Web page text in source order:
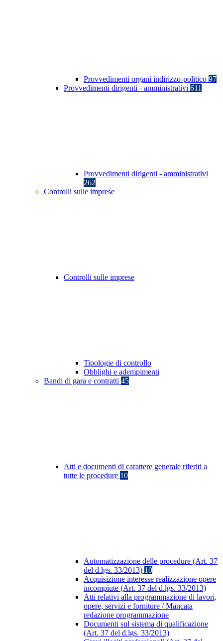
Provvedimenti organi indirizzo-politico 97
Provvedimenti dirigenti - amministrativi 611
Provvedimenti dirigenti - amministrativi
262
Controlli sulle imprese
Controlli sulle imprese
Tipologie di controllo
Obblighi e adempimenti
Bandi di gara e contratti 45
Atti e documenti di carattere generale riferiti a
tutte le procedure 10
Automatizzazione delle procedure (Art. 37
del d.lgs. 33/2013) 10
Acquisizione interesse realizzazione opere
incompiute (Art. 37 del d.lgs. 33/2013)
Atti relativi alla programmazione di lavori,
opere, servizi e forniture / Mancata
redazione programmazione
Documenti sul sistema di qualificazione
(Art. 37 del d.lgs. 33/2013)